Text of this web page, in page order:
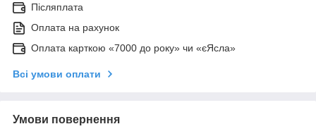
Післяплата
Оплата на рахунок
Оплата карткою «7000 до року» чи «єЯсла»
Всі умови оплати
Умови повернення